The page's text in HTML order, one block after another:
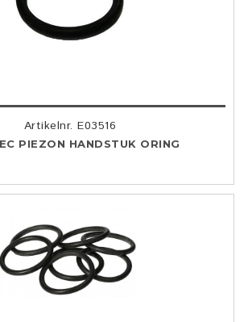
Artikelnr. E03516
PIEZON HANDSTUK ORING